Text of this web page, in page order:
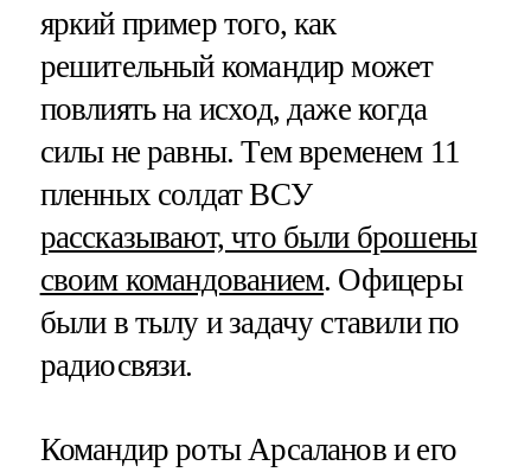
яркий пример того, как
решительный командир может
повлиять на исход, даже когда
силы не равны. Тем временем 11
пленных солдат ВСУ
рассказывают, что были брошены
своим командованием. Офицеры
были в тылу и задачу ставили по
радиосвязи.
Командир роты Арсаланов и его